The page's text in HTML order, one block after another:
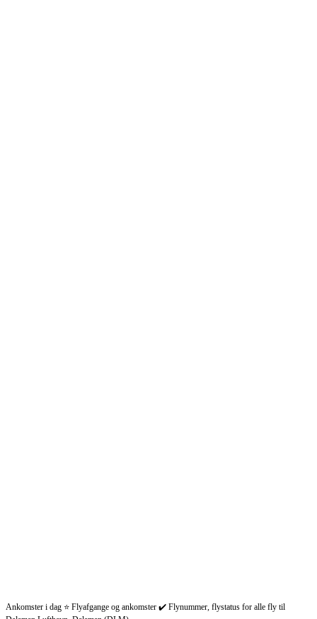
Ankomster i dag ⭐ Flyafgange og ankomster ✔️ Flynummer, flystatus for alle fly til